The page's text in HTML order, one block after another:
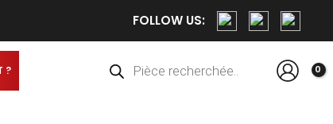
FOLLOW US:
?
Recherche
produits